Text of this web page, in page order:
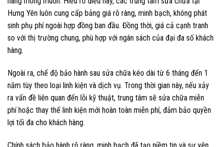
Hưng Yên luôn cung cấp bảng giá rõ ràng, minh bạch, không phát
sinh phụ phí ngoài hợp đồng ban đầu. Đồng thời, giá cả cạnh tranh
so với thị trường chung, phù hợp với ngân sách của đại đa số khách
hàng.
Ngoài ra, chế độ bảo hành sau sửa chữa kéo dài từ 6 tháng đến 1
năm tùy theo loại linh kiện và dịch vụ. Trong thời gian này, nếu xảy
ra vấn đề liên quan đến lỗi kỹ thuật, trung tâm sẽ sửa chữa miễn
phí hoặc thay thế linh kiện mới hoàn toàn miễn phí, đảm bảo quyền
lợi tối đa cho khách hàng.